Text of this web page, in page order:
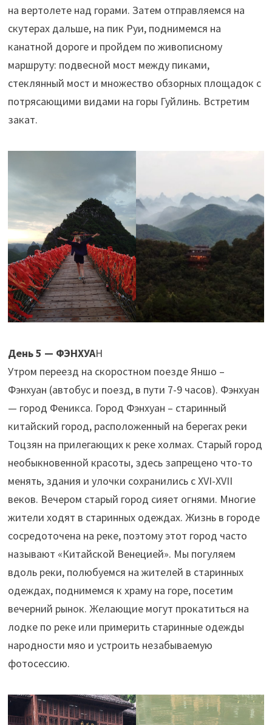
на вертолете над горами. Затем отправляемся на
скутерах дальше, на пик Руи, поднимемся на
канатной дороге и пройдем по живописному
маршруту: подвесной мост между пиками,
стеклянный мост и множество обзорных площадок с
потрясающими видами на горы Гуйлинь. Встретим
закат.
День 5 — ФЭНХУАН
Утром переезд на скоростном поезде Яншо –
Фэнхуан (автобус и поезд, в пути 7-9 часов). Фэнхуан
— город Феникса. Город Фэнхуан – старинный
китайский город, расположенный на берегах реки
Тоцзян на прилегающих к реке холмах. Старый город
необыкновенной красоты, здесь запрещено что-то
менять, здания и улочки сохранились с XVI-XVII
веков. Вечером старый город сияет огнями. Многие
жители ходят в старинных одеждах. Жизнь в городе
сосредоточена на реке, поэтому этот город часто
называют «Китайской Венецией». Мы погуляем
вдоль реки, полюбуемся на жителей в старинных
одеждах, поднимемся к храму на горе, посетим
вечерний рынок. Желающие могут прокатиться на
лодке по реке или примерить старинные одежды
народности мяо и устроить незабываемую
фотосессию.